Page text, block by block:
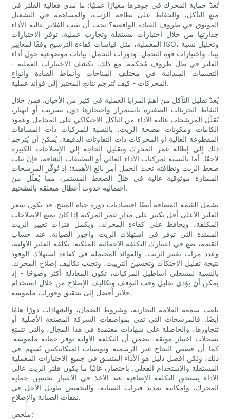
تُعدّ حماية المحرك في جوهرها معيارًا عمليًا: ما مدى فعالية الفلتر في
منع التآكل، والحفاظ على نظافة الزيت، والمساهمة في التشغيل
الموثوق في ظروف القيادة الواقعية؟ يجب أن تثبت الفلاتر عالية الأداء
جدارتها من خلال اختبارات مستقلة وتجارب عملية. توفر الاختبارات
المعملية، مثل قياسات كفاءة الترشيح وفقًا لمعايير ISO، وتحليل نسبة
بيتا، واختبارات قوة التحمل، ودورات التحمل، بيانات موضوعية حول أداء
الفلتر في ظل ظروف مُحكمة. مع ذلك، تكشف الاختبارات العملية -
التقييمات الميدانية في مختلف المناخات وأنماط القيادة وأنواع
المحركات - كيف تُترجم نتائج المختبر إلى فوائد عملية.
يُعدّ تقليل التآكل من أهمّ المزايا العملية في كثير من الأحيان. فمن خلال
التقاط الجزيئات الصغيرة باستمرار واحتجازها دون تسريب أو انهيار،
تُقلّل المرشحات عالية الأداء من التآكل الاحتكاكي على المحامل وعمود
الكامات ومكونات مضخة الزيت. بالنسبة للمركبات ذات المسافات
المقطوعة العالية أو المحركات ذات التفاوتات الدقيقة، يُمكن أن يُترجم
ذلك إلى إطالة عمر المحرك وتقليل الحاجة إلى الإصلاحات الكبيرة
لاحقًا. أما بالنسبة لمركبات الأداء العالي أو التطبيقات الشاقة، فإنّ ثبات
ضغط الزيت ونظافته تحت الحمل أمر بالغ الأهمية؛ إذ تُوفّر المرشحات
الممتازة موثوقية عالية في ظلّ الضغط المستمر، مما يُقلّل من
احتمالية حدوث أعطال متعلقة بالتشحيم.
تشمل القيمة المضافة أيضًا اقتصاديات دورة حياة المنتج. قد يكون سعر
الفلتر الأعلى أقل بكثير على مدار عمر المركبة إذا كان يمنع الإصلاحات
المكلفة، ويحافظ على كفاءة المحرك، ويكمل فترات تغيير الزيت
الممتدة التي توفر في استهلاك الزيت وأجور الصيانة. عند حساب
القيمة، ضع في اعتبارك التكلفة الإجمالية للملكية: تكلفة الفلتر الأولية،
وعدد مرات تغيير الزيت، والفوائد المحتملة في كفاءة استهلاك الوقود
نتيجة تقليل الاحتكاك وتحسين التزييت، وتجنب تكاليف إصلاح المحرك.
بالنسبة لمشغلي أساطيل المركبات، تكون المعادلة أكثر وضوحًا - إذ
يمكن أن يؤدي تقليل وقت التوقف وتكاليف الإصلاح من خلال استخدام
فلاتر أفضل إلى تحقيق وفورات ملموسة.
تلعب سمعة العلامة التجارية، وشروط الضمان، والشهادات دورًا هامًا
أيضًا. فالمرشحات التي تفي بمواصفات الشركة المصنعة الأصلية أو
تتجاوزها، والحاصلة على شهادات معتمدة في هذا المجال، والتي تتمتع
بسجلات اختبار موثقة، تضمن أن التكلفة الأولية توفر حماية ملموسة.
كما أن قصص النجاح غير الرسمية وتوصيات الميكانيكيين تُسهم في
ذلك، ولكن أفضل دليل هو الأداء المتسق في جميع الاختبارات المعملية
المستقلة والاستخدام الفعلي. باختصار، غالبًا ما يكون فلتر الزيت عالي
الأداء يستحق التكلفة الإضافية عند الأخذ في الاعتبار تحسين حماية
المحرك، وإمكانية تمديد فترات الصيانة، والتخفيض طويل الأجل في
نفقات الصيانة والإصلاح.
ملخص: